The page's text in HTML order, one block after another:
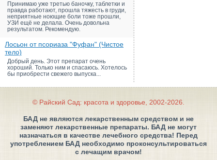
Принимаю уже третью баночку, таблетки и
правда работают, прошла тяжесть в груди,
неприятные ноющие боли тоже прошли,
УЗИ ещё не делала. Очень довольна
результатом. Рекомендую.
Лосьон от псориаза "Фуфан" (Чистое
тело)
Добрый день. Этот препарат очень
хороший. Только ним и спасаюсь. Хотелось
бы приобрести свежего выпуска...
© Райский Сад: красота и здоровье, 2002-2026.
БАД не являются лекарственным средством и не
заменяют лекарственные препараты. БАД не могут
назначаться в качестве лечебного средства! Перед
употреблением БАД необходимо проконсультироваться
с лечащим врачом!